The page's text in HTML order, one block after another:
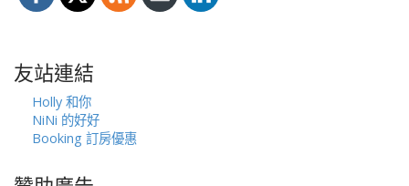
友站連結
Holly 和你
NiNi 的好好
Booking 訂房優惠